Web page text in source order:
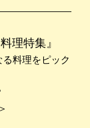
理特集』
料理をピック